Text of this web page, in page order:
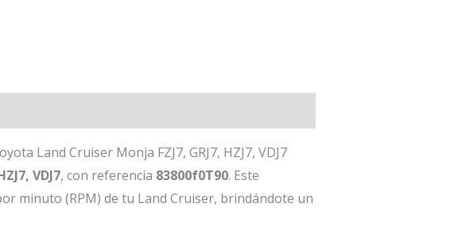
Land Cruiser Monja FZJ7, GRJ7, HZJ7, VDJ7
VDJ7, con referencia 83800f0T90. Este
minuto (RPM) de tu Land Cruiser, brindándote un